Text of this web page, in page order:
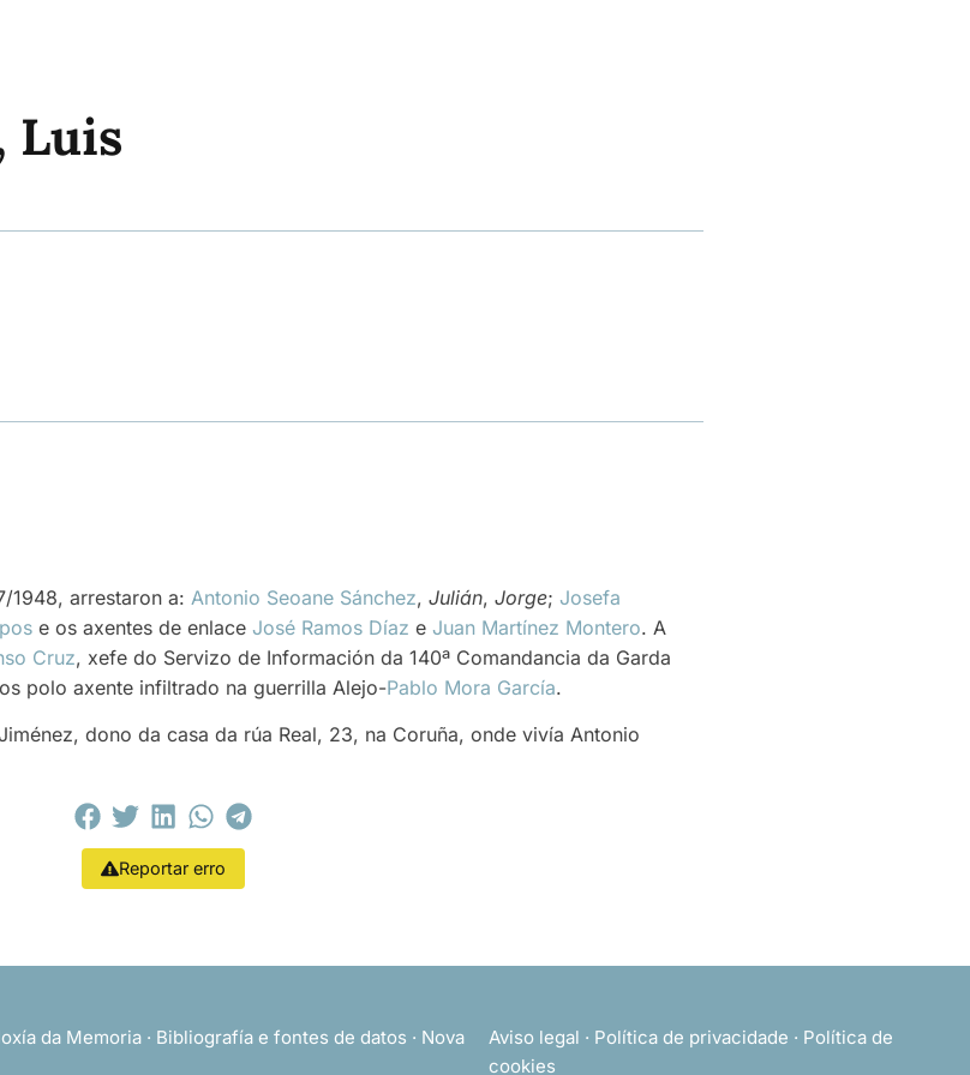
Luis
1948, arrestaron a: Antonio Seoane Sánchez, Julián, Jorge; Josefa
e os axentes de enlace José Ramos Díaz e Juan Martínez Montero. A
Cruz, xefe do Servizo de Información da 140ª Comandancia da Garda
polo axente infiltrado na guerrilla Alejo-Pablo Mora García.
dono da casa da rúa Real, 23, na Coruña, onde vivía Antonio
Reportar erro
da Memoria · Bibliografía e fontes de datos · Nova
Aviso legal · Política de privacidade · Política de
cookies